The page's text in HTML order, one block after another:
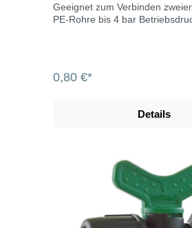
Geeignet zum Verbinden
PE-Rohre bis 4 bar
0,80 €*
Details